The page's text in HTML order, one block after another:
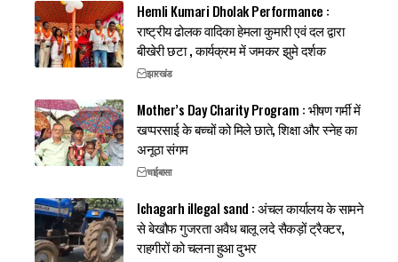
Hemli Kumari Dholak Performance :
राष्ट्रीय ढोलक वादिका हेमला कुमारी एवं दल द्वारा
बीखेरी छटा , कार्यक्रम में जमकर झुमे दर्शक
झारखंड
Mother’s Day Charity Program : भीषण गर्मी में
खप्परसाई के बच्चों को मिले छाते, शिक्षा और स्नेह का
अनूठा संगम
चाईबासा
Ichagarh illegal sand : अंचल कार्यालय के सामने
से बेखौफ गुजरता अवैध बालू लदे सैकड़ों ट्रैक्टर,
राहगीरों को चलना हुआ दुभर